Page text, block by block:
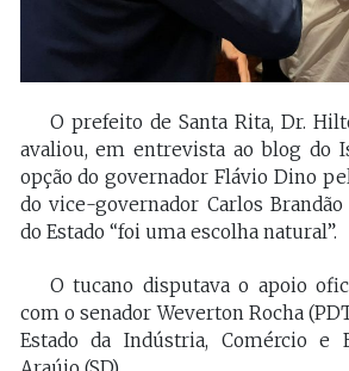
O prefeito de Santa Rita, Dr.
avaliou, em entrevista ao blog do
opção do governador Flávio Dino
do vice-governador Carlos Brandão
do Estado “foi uma escolha natural”.
O tucano disputava o apoio
com o senador Weverton Rocha
Estado da Indústria, Comércio e